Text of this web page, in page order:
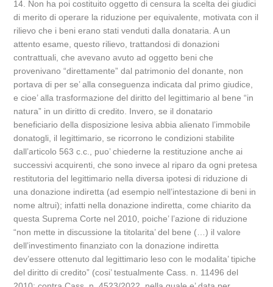
14. Non ha poi costituito oggetto di censura la scelta dei giudici
di merito di operare la riduzione per equivalente, motivata con il
rilievo che i beni erano stati venduti dalla donataria. A un
attento esame, questo rilievo, trattandosi di donazioni
contrattuali, che avevano avuto ad oggetto beni che
provenivano “direttamente” dal patrimonio del donante, non
portava di per se’ alla conseguenza indicata dal primo giudice,
e cioe’ alla trasformazione del diritto del legittimario al bene “in
natura” in un diritto di credito. Invero, se il donatario
beneficiario della disposizione lesiva abbia alienato l’immobile
donatogli, il legittimario, se ricorrono le condizioni stabilite
dall’articolo 563 c.c., puo’ chiederne la restituzione anche ai
successivi acquirenti, che sono invece al riparo da ogni pretesa
restitutoria del legittimario nella diversa ipotesi di riduzione di
una donazione indiretta (ad esempio nell’intestazione di beni in
nome altrui); infatti nella donazione indiretta, come chiarito da
questa Suprema Corte nel 2010, poiche’ l’azione di riduzione
“non mette in discussione la titolarita’ del bene (…) il valore
dell’investimento finanziato con la donazione indiretta
dev’essere ottenuto dal legittimario leso con le modalita’ tipiche
del diritto di credito” (cosi’ testualmente Cass. n. 11496 del